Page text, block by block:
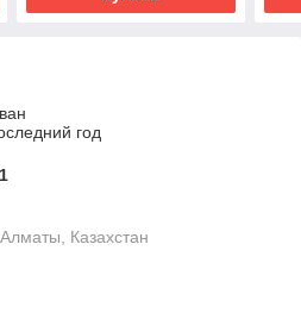
год
Казахстан